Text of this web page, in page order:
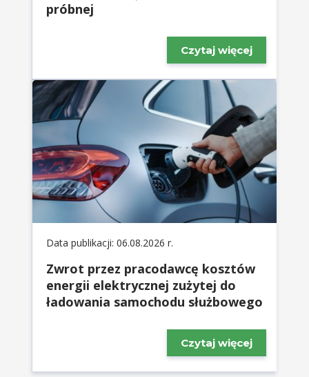
próbnej
Czytaj więcej
Data publikacji: 06.08.2026 r.
Zwrot przez pracodawcę kosztów
energii elektrycznej zużytej do
ładowania samochodu służbowego
Czytaj więcej